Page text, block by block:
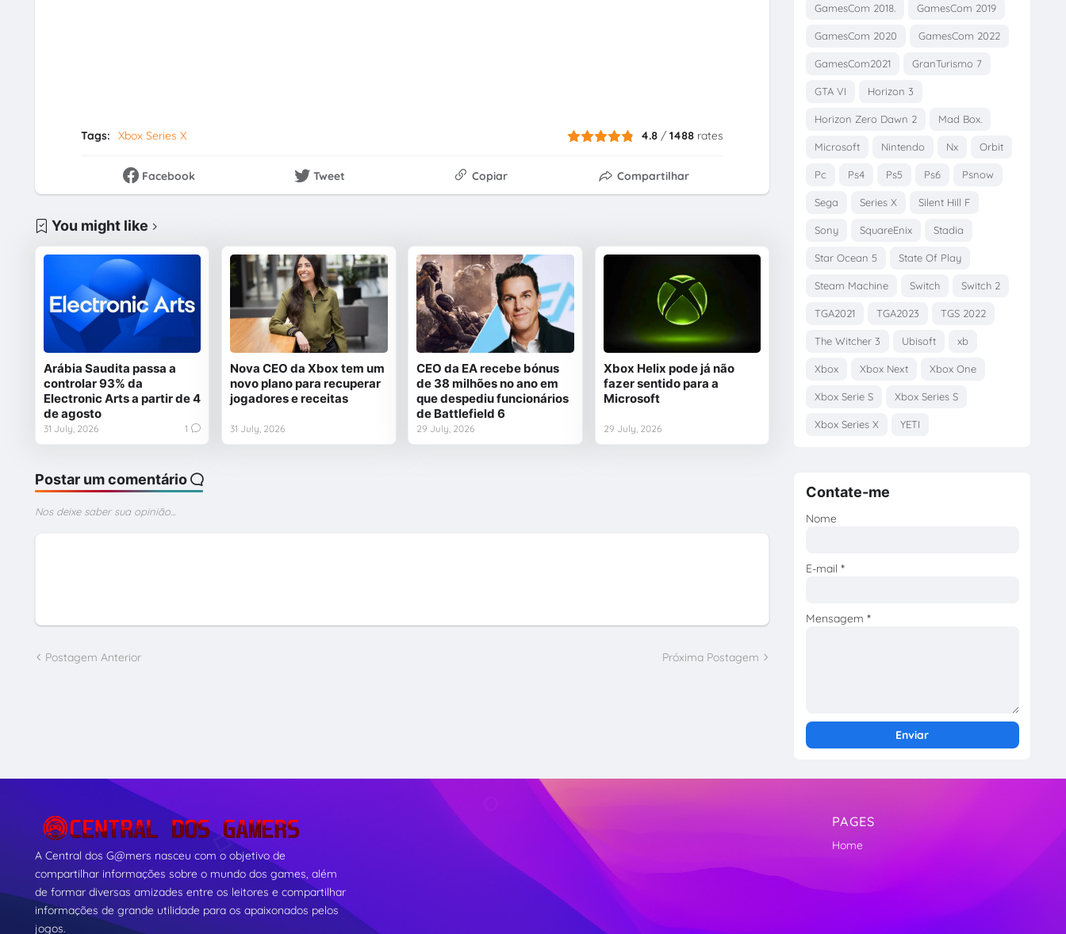
Tags: Xbox Series X 4.8 /1488 rates
Facebook Tweet Copiar Compartilhar
You might like
Arábia Saudita passa a
controlar 93% da
Electronic Arts a partir de 4
de agosto
31 July, 2026 1
Nova CEO da Xbox tem um
novo plano para recuperar
jogadores e receitas
31 July, 2026
CEO da EA recebe bónus
de 38 milhões no ano em
que despediu funcionários
de Battlefield 6
29 July, 2026
Xbox Helix pode já não
fazer sentido para a
Microsoft
29 July, 2026
Postar um comentário
Nos deixe saber sua opinião...
Postagem Anterior Próxima Postagem
GamesCom 2018. GamesCom 2019
GamesCom 2020 GamesCom 2022
GamesCom2021 GranTurismo 7
GTA VI Horizon 3
Horizon Zero Dawn 2 Mad Box.
Microsoft Nintendo Nx Orbit
Pc Ps4 Ps5 Ps6 Psnow
Sega Series X Silent Hill F
Sony SquareEnix Stadia
Star Ocean 5 State Of Play
Steam Machine Switch Switch 2
TGA2021 TGA2023 TGS 2022
The Witcher 3 Ubisoft xb
Xbox Xbox Next Xbox One
Xbox Serie S Xbox Series S
Xbox Series X YETI
Contate-me
Nome
E-mail *
Mensagem *
A Central dos G@mers nasceu com o objetivo de
compartilhar informações sobre o mundo dos games, além
de formar diversas amizades entre os leitores e compartilhar
informações de grande utilidade para os apaixonados pelos
jogos.
PAGES
Home